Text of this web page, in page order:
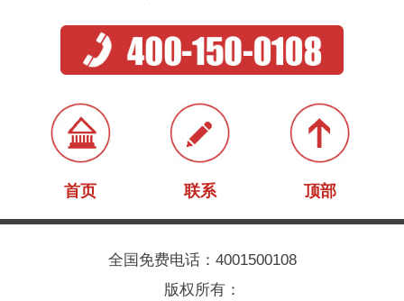
首页 联系 顶部
全国免费电话：4001500108
版权所有：